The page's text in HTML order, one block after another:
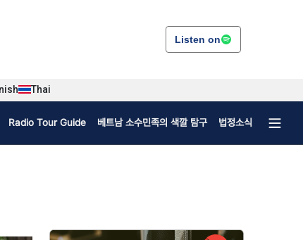
Listen on
Thai
Radio Tour Guide 베트남 소수민족의 색깔 탐구 법정소식